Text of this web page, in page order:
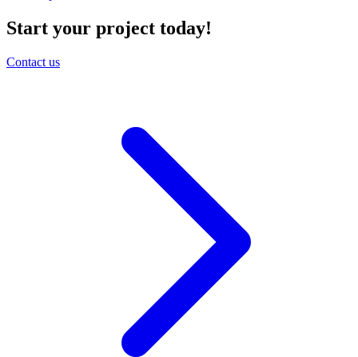
Start your project today!
Contact us